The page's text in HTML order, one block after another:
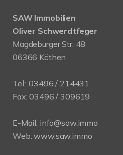
SAW Immobilien
Oliver Schwerdtfeger
Magdeburger Str. 48
06366 Köthen
Tel.:03496 / 214431
Fax: 03496 / 309619
E-Mail: info@saw.immo
Web:www.saw.immo